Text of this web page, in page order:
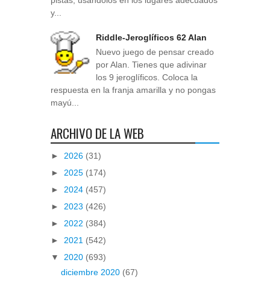
y...
Riddle-Jeroglíficos 62 Alan
Nuevo juego de pensar creado
por Alan. Tienes que adivinar
los 9 jeroglíficos. Coloca la
respuesta en la franja amarilla y no pongas
mayú...
ARCHIVO DE LA WEB
► 2026 (31)
► 2025 (174)
► 2024 (457)
► 2023 (426)
► 2022 (384)
► 2021 (542)
▼ 2020 (693)
diciembre 2020 (67)